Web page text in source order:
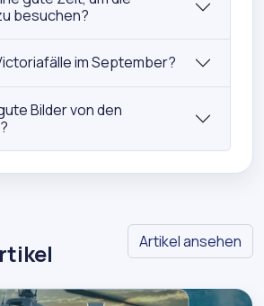
besuchen?
im September?
Bilder von den
Artikel ansehen